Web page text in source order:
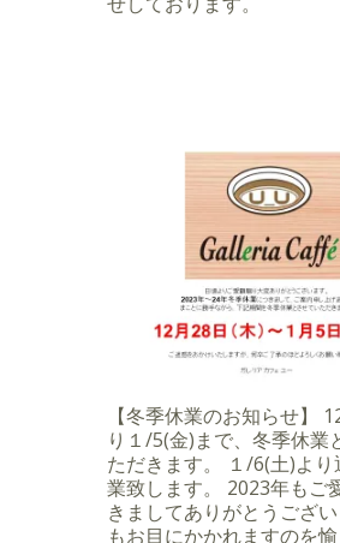
【冬季休業のお知らせ】
り１/5(金)まで、冬季休業
ただきます。 １/6(土)より
業致します。 2023年もご
きましてありがとうござ
もお目にかかれますのを